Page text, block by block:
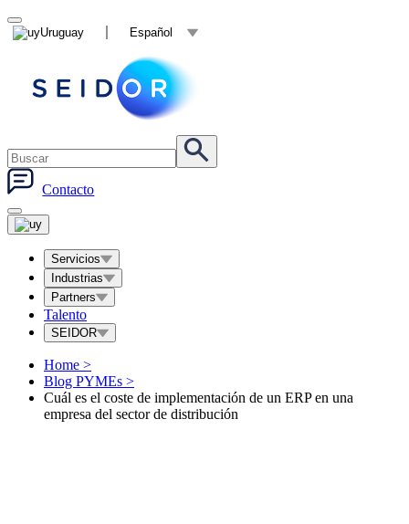
Uruguay Español
Contacto
Servicios
Industrias
Partners
Talento
SEIDOR
Home >
Blog PYMEs >
Cuál es el coste de implementación de un ERP en una
empresa del sector de distribución